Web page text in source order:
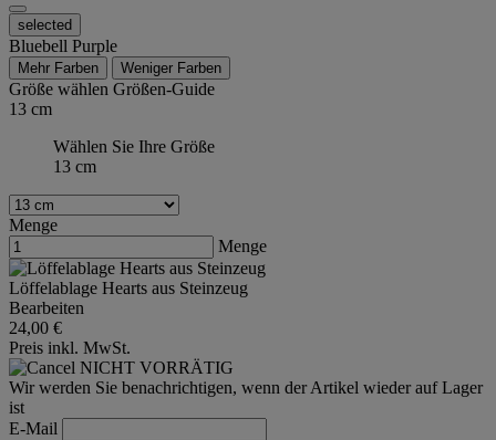
selected
Bluebell Purple
Mehr Farben Weniger Farben
Größe wählen Größen-Guide
13 cm
Wählen Sie Ihre Größe
13 cm
Menge
Menge
Löffelablage Hearts aus Steinzeug
Bearbeiten
24,00 €
Preis inkl. MwSt.
NICHT VORRÄTIG
Wir werden Sie benachrichtigen, wenn der Artikel wieder auf Lager
ist
E-Mail